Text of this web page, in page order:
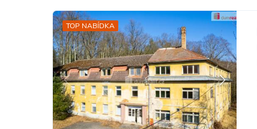
TOP NABÍDKA